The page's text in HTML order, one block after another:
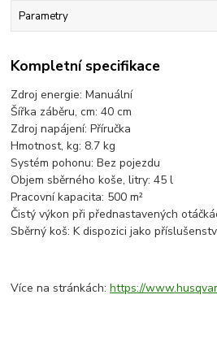
Parametry
Kompletní specifikace
Zdroj energie: Manuální
Šířka záběru, cm: 40 cm
Zdroj napájení: Příručka
Hmotnost, kg: 8.7 kg
Systém pohonu: Bez pojezdu
Objem sběrného koše, litry: 45 l
Pracovní kapacita: 500 m²
Čistý výkon při přednastavených
Sběrný koš: K dispozici jako
Více na stránkách:https://